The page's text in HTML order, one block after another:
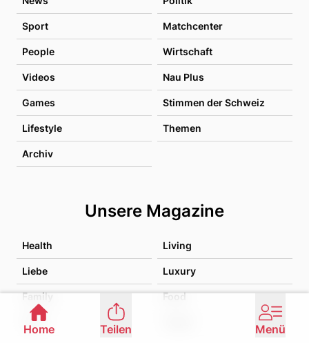
Sport Matchcenter
People Wirtschaft
Videos Nau Plus
Games Stimmen der Schweiz
Lifestyle Themen
Archiv
Unsere Magazine
Health Living
Liebe Luxury
Family Food
Tiere
Home Teilen Menü